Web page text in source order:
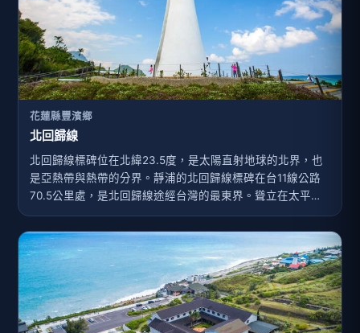
花蓮縣豐濱鄉
北回歸線
北回歸線標碑位在北緯23.5度，是太陽直射地球的北界，也
是亞熱帶與熱帶的分界。靜浦的北回歸線標碑在台11線公路
70.5公里處，是北回歸線途經台灣的最東界。聳立在太平洋
旁的白色塔身，十分吸引遊客目光。